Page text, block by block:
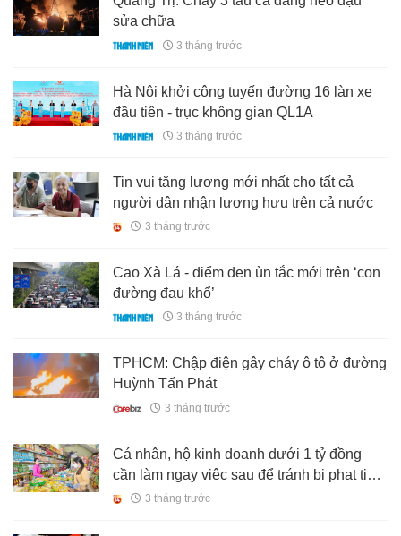
sửa chữa
3 tháng trước
Hà Nội khởi công tuyến đường 16 làn xe
đầu tiên - trục không gian QL1A
3 tháng trước
Tin vui tăng lương mới nhất cho tất cả
người dân nhận lương hưu trên cả nước
3 tháng trước
Cao Xà Lá - điểm đen ùn tắc mới trên ‘con
đường đau khổ’
3 tháng trước
TPHCM: Chập điện gây cháy ô tô ở đường
Huỳnh Tấn Phát
3 tháng trước
Cá nhân, hộ kinh doanh dưới 1 tỷ đồng
cần làm ngay việc sau để tránh bị phạt tiền
lên đến 16 triệu đồng
3 tháng trước